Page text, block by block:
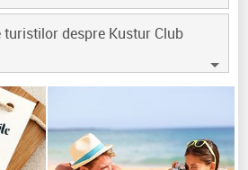
despre Kustur Club